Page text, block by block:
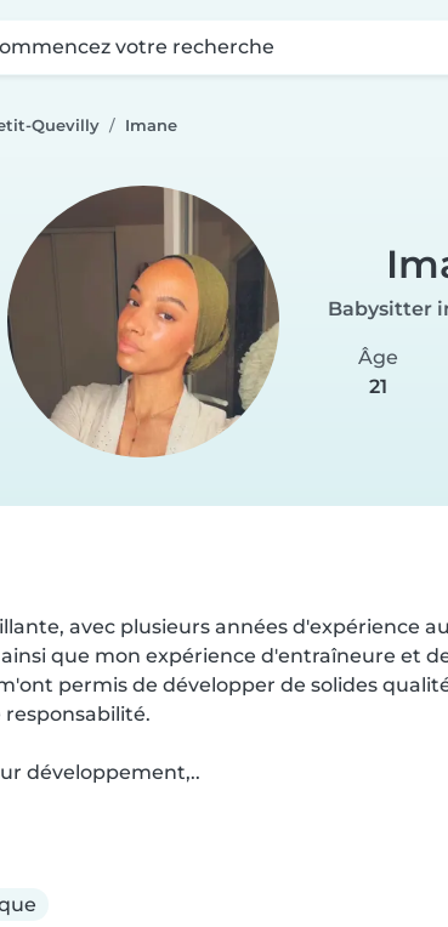
votre recherche
Quevilly Imane
Babysitter
Âge
21
avec plusieurs années d'expérience
que mon expérience d'entraîneure et
permis de développer de solides
développement,..